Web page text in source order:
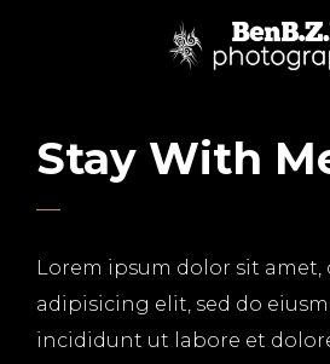
Stay With
Lorem ipsum dolor sit amet,
adipisicing elit, sed do
incididunt ut labore et